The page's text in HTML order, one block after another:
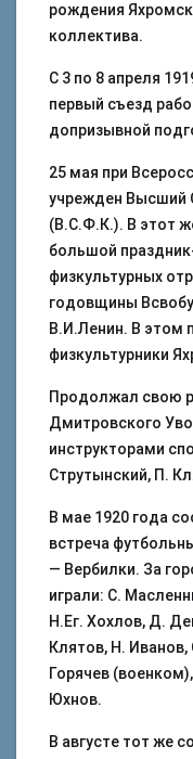
рождения
коллектива.
С 3 по 8 апреля
первый съезд
допризывной
25 мая при
учрежден Высший
(В.С.Ф.К.). В этот
большой
физкультурных
годовщины
В.И.Ленин. В этом
физкультурники
Продолжал свою
Дмитровского
инструкторами
Струтынский, П.
В мае 1920 года
встреча
— Вербилки. За
играли: С.
Н.Ег. Хохлов, Д.
Клятов, Н.
Горячев
Юхнов.
В августе тот же